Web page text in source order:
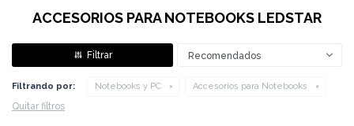
ACCESORIOS PARA NOTEBOOKS LEDSTAR
Recomendados
Filtrando por: Notebooks y PC Accesorios para Notebooks
Quitar filtros